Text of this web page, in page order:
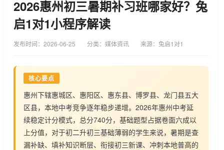
2026惠州初三暑期补习班哪家好？兔
启1对1小程序解读
发布时间： 2026-06-25 分类：媒体资讯 来源：兔启1对1
核心要点
惠州下辖惠城区、惠阳区、惠东县、博罗县、龙门县五大
区县，本地中考竞争逐年稳步递增。2026年惠州中考延
续稳定计分模式，总分740分，基础题型占据卷面六成以
上分值，对于初二升初三基础薄弱的学生来说，暑期是查
漏补缺、填补知识断层、衔接初三新课、冲刺本地普高的